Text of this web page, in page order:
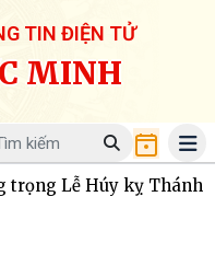
TIN ĐIỆN TỬ
MINH
Húy kỵ Thánh mẫu